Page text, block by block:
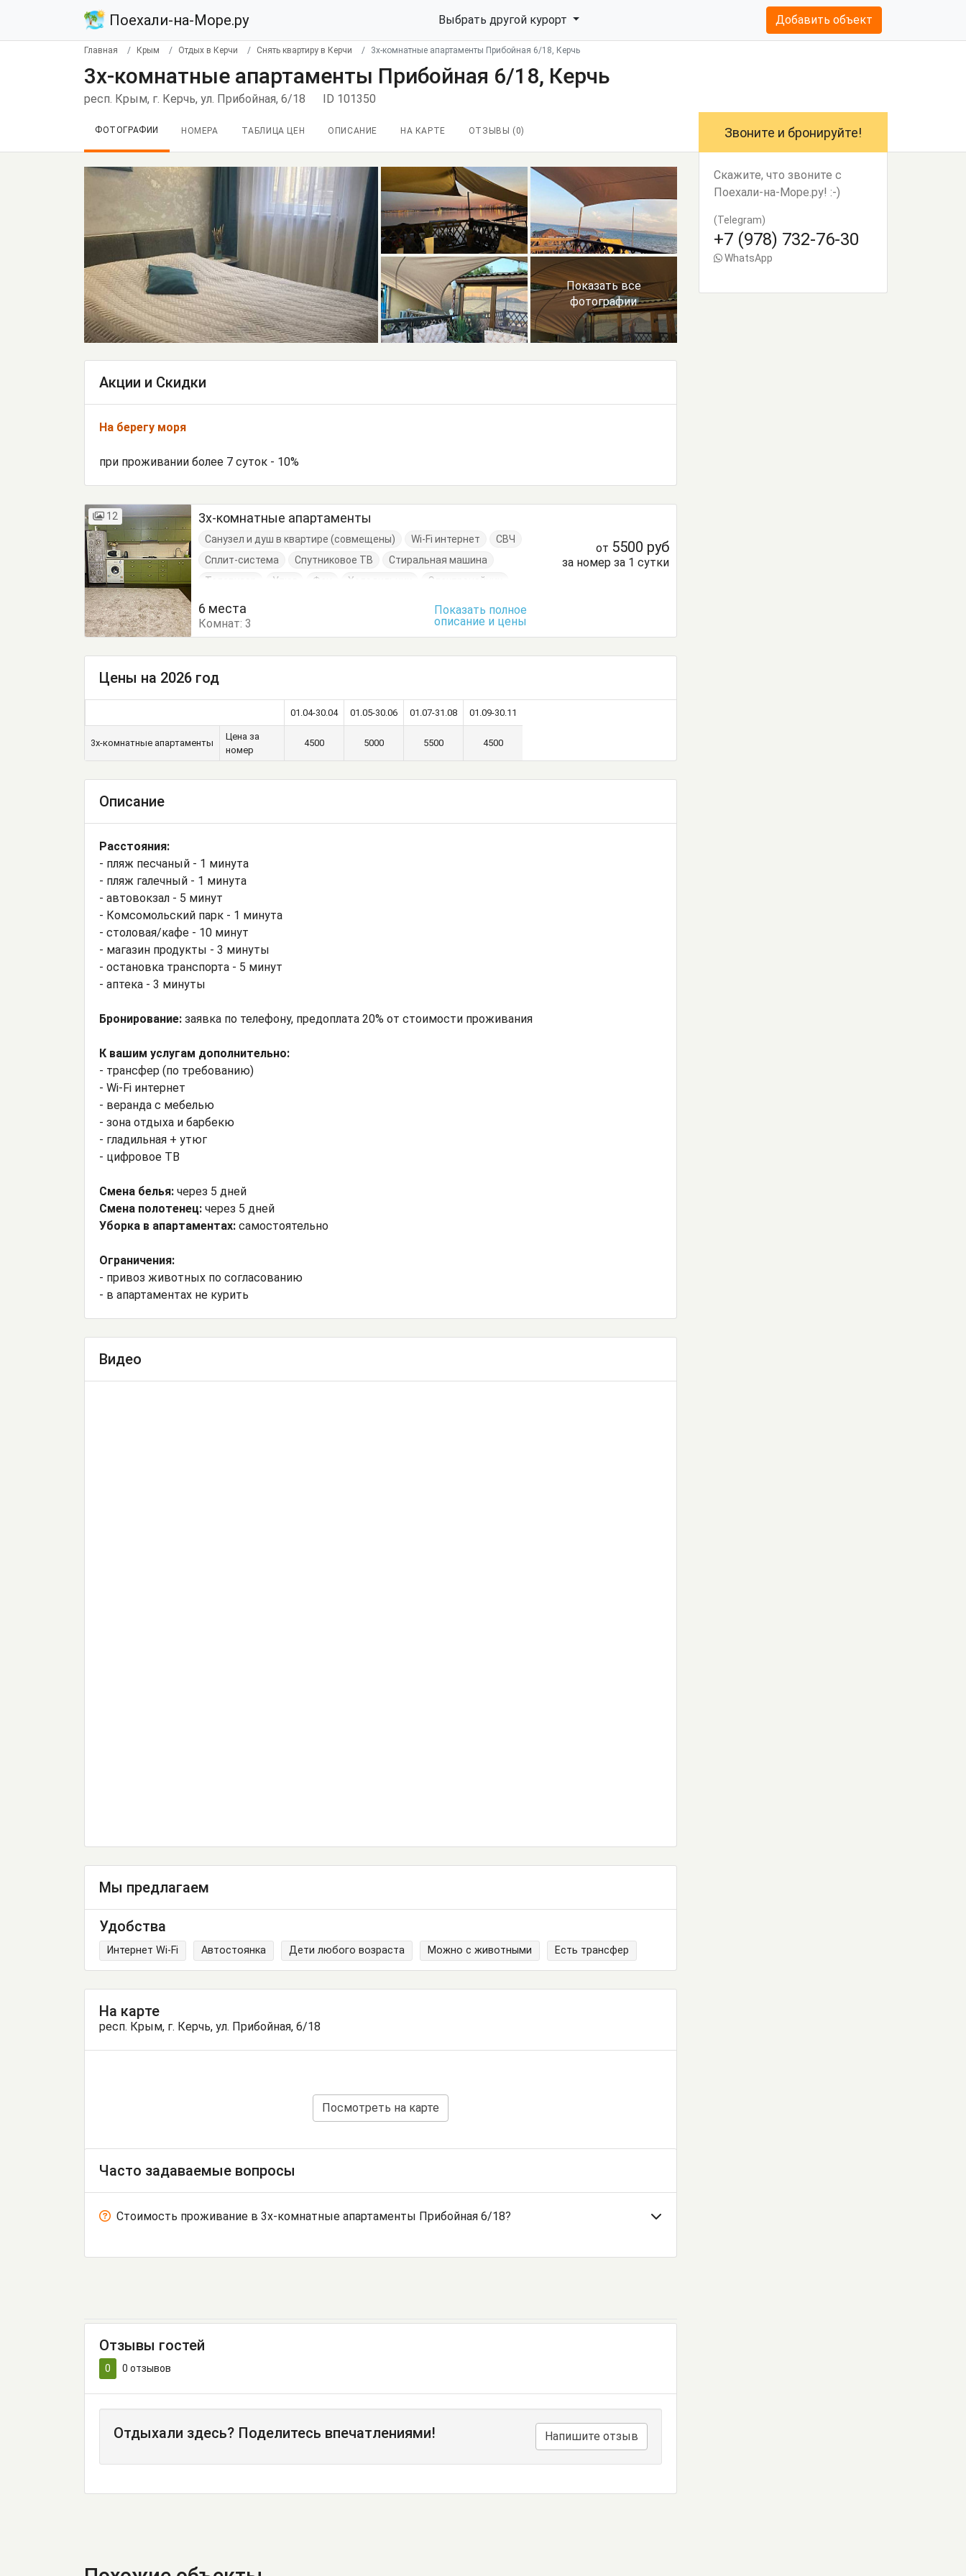
Поехали-на-Море.ру Выбрать другой курорт Добавить объект
Главная Крым Отдых в Керчи Снять квартиру в Керчи 3х-комнатные апартаменты Прибойная 6/18, Керчь
3х-комнатные апартаменты Прибойная 6/18, Керчь
респ. Крым, г. Керчь, ул. Прибойная, 6/18 ID 101350
ФОТОГРАФИИ НОМЕРА ТАБЛИЦА ЦЕН ОПИСАНИЕ НА КАРТЕ ОТЗЫВЫ ( 0)
Показать все
фотографии
Акции и Скидки
На берегу моря
при проживании более 7 суток - 10%
12 3х-комнатные апартаменты
Санузел и душ в квартире (совмещены) Wi-Fi интернет
СВЧ
Сплит-система
Спутниковое ТВ
Стиральная машина
Телевизор
Утюг Фен Холодильник
Электрочайник
Комод
Кровать двуспальная
от 5500 руб
за номер за 1 сутки
6 места
Комнат:3
Показать полное
описание и цены
Цены на 2026 год
01.04-30.04 01.05-30.06 01.07-31.08 01.09-30.11
3х-комнатные апартаменты
Цена за
номер
4500 5000 5500 4500
Описание
Расстояния:
- пляж песчаный - 1 минута
- пляж галечный - 1 минута
- автовокзал - 5 минут
- Комсомольский парк - 1 минута
- столовая/кафе - 10 минут
- магазин продукты - 3 минуты
- остановка транспорта - 5 минут
- аптека - 3 минуты
Бронирование: заявка по телефону, предоплата 20% от стоимости проживания
К вашим услугам дополнительно:
- трансфер (по требованию)
- Wi-Fi интернет
- веранда с мебелью
- зона отдыха и барбекю
- гладильная + утюг
- цифровое ТВ
Смена белья: через 5 дней
Смена полотенец: через 5 дней
Уборка в апартаментах: самостоятельно
Ограничения:
- привоз животных по согласованию
- в апартаментах не курить
Видео
Мы предлагаем
Удобства
Интернет Wi-Fi Автостоянка Дети любого возраста Можно с животными Есть трансфер
На карте
респ. Крым, г. Керчь, ул. Прибойная, 6/18
Посмотреть на карте
Часто задаваемые вопросы
Стоимость проживание в 3х-комнатные апартаменты Прибойная 6/18?
Отзывы гостей
0 0 отзывов
Отдыхали здесь? Поделитесь впечатлениями! Напишите отзыв
Звоните и бронируйте!
Скажите, что звоните с
Поехали-на-Море.ру! :-)
(Telegram)
+7 (978) 732-76-30
WhatsApp